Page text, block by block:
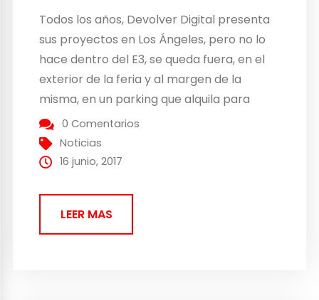
Todos los años, Devolver Digital presenta
sus proyectos en Los Ángeles, pero no lo
hace dentro del E3, se queda fuera, en el
exterior de la feria y al margen de la
misma, en un parking que alquila para
hacer la reunión de forma más distendida
y abierta al público. En esta ocasión,
Devolver decidió...
0 Comentarios
Noticias
16 junio, 2017
LEER MAS